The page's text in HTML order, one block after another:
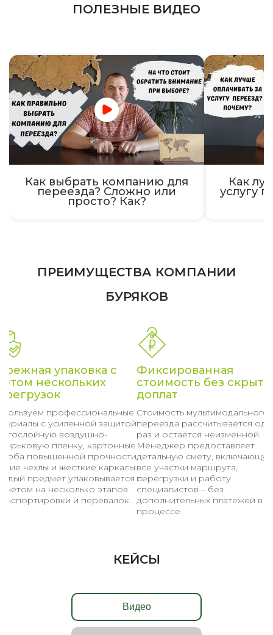
ПОЛЕЗНЫЕ ВИДЕО
Как выбрать компанию для
переезда? Сложно или
просто? Как?
Как
услугу
ПРЕИМУЩЕСТВА КОМПАНИИ
БУРЯКОВ
упаковка с
нескольких
профессиональные
с усиленной защитой:
воздушно-
пленку, картонные
повышенной прочности,
чехлы и жёсткие каркасы.
предмет упаковывается с
на несколько этапов
и перевалок.
Фиксированная
стоимость без
доплат
Стоимость мультимодального
переезда рассчитывается
раз и остается неизменной.
Менеджер предоставляет
детальную смету,
все участки маршрута,
перегрузки и работу
специалистов – без
дополнительных платежей в
процессе.
КЕЙСЫ
Видео